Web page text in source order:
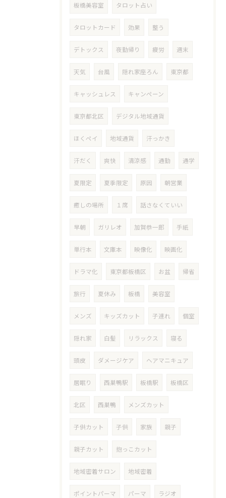
板橋美容室 タロット占い
タロットカード 効果 整う
デトックス 夜勤帰り 疲労 週末
天気 台風 隠れ家座ろん 東京都
キャッシュレス キャンペーン
東京都北区 デジタル地域通貨
ほくペイ 地域通貨 汗っかき
汗だく 爽快 清涼感 通勤 通学
夏限定 夏季限定 原因 朝営業
癒しの場所 １席 話さなくていい
早朝 ガリレオ 加賀恭一郎 手紙
単行本 文庫本 映像化 映画化
ドラマ化 東京都板橋区 お盆 帰省
旅行 夏休み 板橋 美容室
メンズ キッズカット 子連れ 個室
隠れ家 白髪 リラックス 寝る
頭皮 ダメージケア ヘアマニキュア
居眠り 西巣鴨駅 板橋駅 板橋区
北区 西巣鴨 メンズカット
子供カット 子供 家族 親子
親子カット 抱っこカット
地域密着サロン 地域密着
ポイントパーマ パーマ ラジオ